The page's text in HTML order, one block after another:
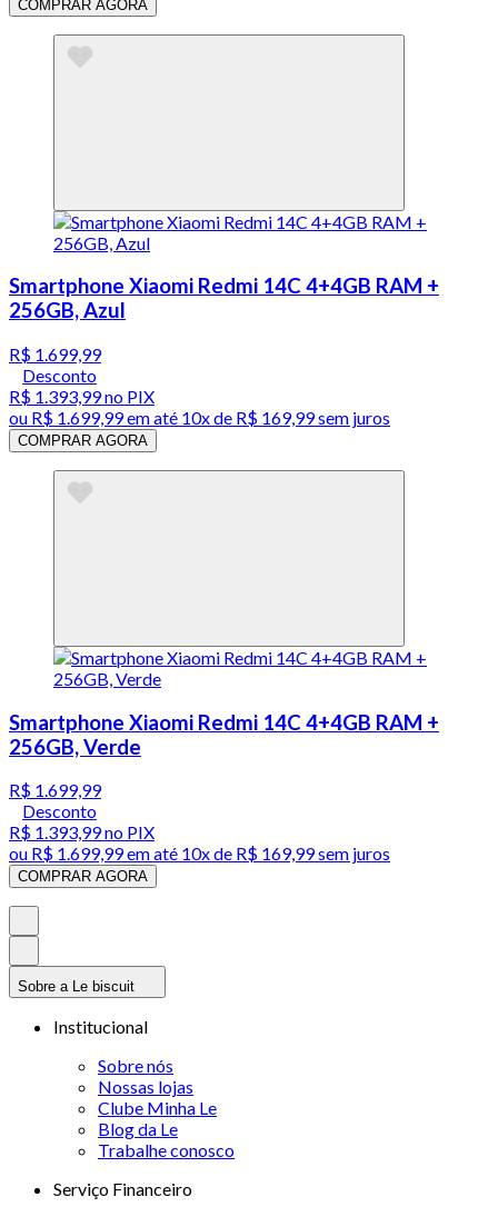
COMPRAR AGORA
Smartphone Xiaomi Redmi 14C 4+4GB RAM +
256GB, Azul
R$ 1.699,99
Desconto
R$ 1.393,99no PIX
ou R$ 1.699,99em até 10x de R$ 169,99 sem juros
COMPRAR AGORA
Smartphone Xiaomi Redmi 14C 4+4GB RAM +
256GB, Verde
R$ 1.699,99
Desconto
R$ 1.393,99no PIX
ou R$ 1.699,99em até 10x de R$ 169,99 sem juros
COMPRAR AGORA
Sobre a Le biscuit
Institucional
Sobre nós
Nossas lojas
Clube Minha Le
Blog da Le
Trabalhe conosco
Serviço Financeiro